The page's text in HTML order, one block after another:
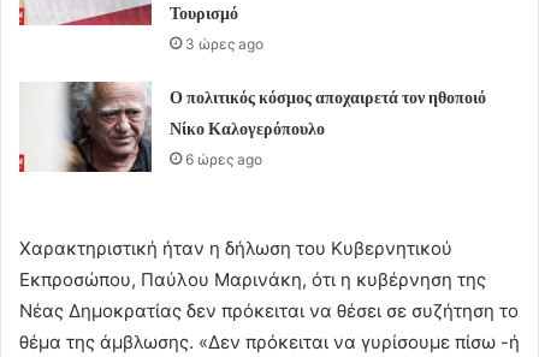
Τουρισμό
3 ώρες ago
Ο πολιτικός κόσμος αποχαιρετά τον ηθοποιό
Νίκο Καλογερόπουλο
6 ώρες ago
Χαρακτηριστική ήταν η δήλωση του Κυβερνητικού
Εκπροσώπου, Παύλου Μαρινάκη, ότι η κυβέρνηση της
Νέας Δημοκρατίας δεν πρόκειται να θέσει σε συζήτηση το
θέμα της άμβλωσης. «Δεν πρόκειται να γυρίσουμε πίσω -ή